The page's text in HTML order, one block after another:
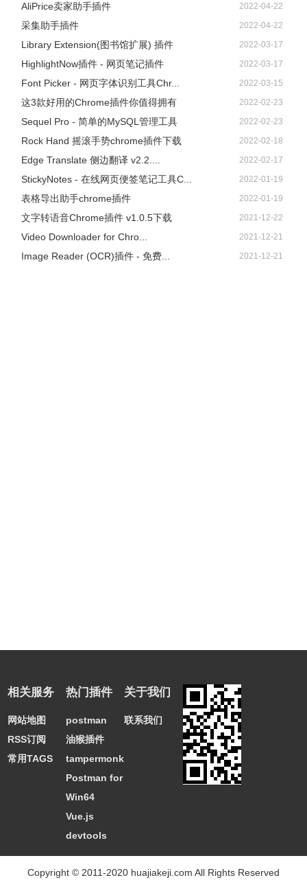
AliPrice卖家助手插件 2022-04-22
采集助手插件 2022-04-22
Library Extension(图书馆扩展) 插件 2022-03-17
HighlightNow插件 - 网页笔记插件 2022-03-17
Font Picker - 网页字体识别工具Chr... 2022-03-15
这3款好用的Chrome插件你值得拥有 2022-02-23
Sequel Pro - 简单的MySQL管理工具 2022-02-23
Rock Hand 摇滚手势chrome插件下载 2022-02-18
Edge Translate 侧边翻译 v2.2.... 2022-02-17
StickyNotes - 在线网页便签笔记工具C... 2022-01-19
表格导出助手chrome插件 2022-01-19
文字转语音Chrome插件 v1.0.5下载 2021-12-22
Video Downloader for Chro... 2021-12-21
Image Reader (OCR)插件 - 免费... 2021-12-21
相关服务
网站地图
RSS订阅
常用TAGS
热门插件
postman
油猴插件
tampermonkey
Postman for
Win64
Vue.js
devtools
关于我们
联系我们
Copyright © 2011-2020 huajiakeji.com All Rights Reserved